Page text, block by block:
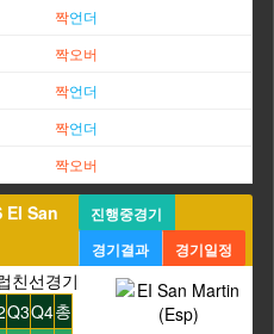
짝언더
짝오버
짝언더
짝언더
짝오버
EI San
진행중경기
경기결과
경기일정
친선경기
Q3Q4총